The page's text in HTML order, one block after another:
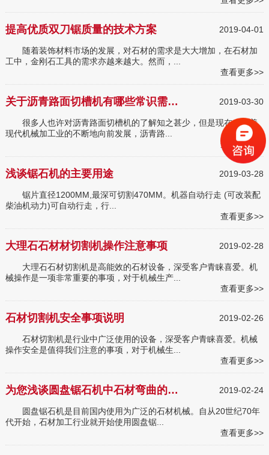
2019-04-01
提高优质双刀锯质量的技术方案
随着装饰材料市场的发展，对石材的需求是大大增加，在石材加
工中，金刚石工具的需求亦越来越大。然而，...
查看更多>>
2019-03-30
关于沥青路面切槽机有哪些常识需要了解吗
很多人也许对沥青路面切槽机的了解知之甚少，但是现在，随着
现代机械加工业的不断地向前发展，沥青路...
查看更多>>
2019-03-28
浅谈锯石机的主要用途
锯片直径1200MM,最深可切割470MM。机器自动行走 (可改装配
柴油机动力)可自动行走，行...
查看更多>>
2019-02-28
大理石石材材切割机操作注意事项
大理石石材切割机是高能效的石材设备，深受客户青睐喜爱。机
械操作是一项非常重要的事项，对于机械生产...
查看更多>>
2019-02-26
石材切割机安全事项说明
石材切割机是行业中广泛使用的设备，深受客户青睐喜爱。机械
操作安全是值得我们注意的事项，对于机械生...
查看更多>>
2019-02-24
为您浅谈圆盘锯石机中石材弯曲的问题
圆盘锯石机是目前国内使用为广泛的石材机械。自从20世纪70年
代开始，石材加工行业就开始使用圆盘锯...
查看更多>>